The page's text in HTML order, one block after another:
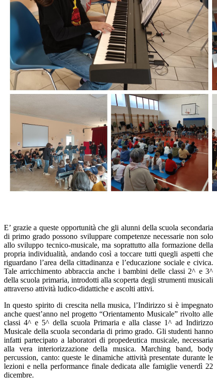
E’ grazie a queste opportunità che gli alunni della scuola secondaria
di primo grado possono sviluppare competenze necessarie non solo
allo sviluppo tecnico-musicale, ma soprattutto alla formazione della
propria individualità, andando così a toccare tutti quegli aspetti che
riguardano l’area della cittadinanza e l’educazione sociale e civica.
Tale arricchimento abbraccia anche i bambini delle classi 2^ e 3^
della scuola primaria, introdotti alla scoperta degli strumenti musicali
attraverso attività ludico-didattiche e ascolti attivi.
In questo spirito di crescita nella musica, l’Indirizzo si è impegnato
anche quest’anno nel progetto “Orientamento Musicale” rivolto alle
classi 4^ e 5^ della scuola Primaria e alla classe 1^ ad Indirizzo
Musicale della scuola secondaria di primo grado. Gli studenti hanno
infatti partecipato a laboratori di propedeutica musicale, necessaria
alla vera interiorizzazione della musica. Marching band, body
percussion, canto: queste le dinamiche attività presentate durante le
lezioni e nella performance finale dedicata alle famiglie venerdì 22
dicembre.